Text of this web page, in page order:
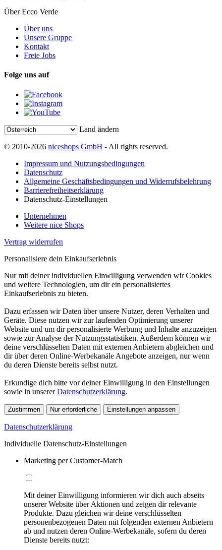
Über Ecco Verde
Über uns
Unsere Gruppe
Kontakt
Freie Jobs
Folge uns auf
Land ändern
© 2010-2026 niceshops GmbH - All rights reserved.
Impressum und Nutzungsbedingungen
Datenschutz
Allgemeine Geschäftsbedingungen und Widerrufsbelehrung
Barrierefreiheitserklärung
Datenschutz-Einstellungen
Unternehmen
Weitere nice Shops
Vertrag widerrufen
Personalisiere dein Einkaufserlebnis
Nur mit deiner individuellen Einwilligung verwenden wir Cookies
und weitere Technologien, um dir ein personalisiertes
Einkaufserlebnis zu bieten.
Dazu erfassen wir Daten über unsere Nutzer, deren Verhalten und
Geräte. Diese nutzen wir zur laufenden Optimierung unserer
Website und um dir personalisierte Werbung und Inhalte anzuzeigen
sowie zur Analyse der Nutzungsstatistiken. Außerdem können wir
deine verschlüsselten Daten mit externen Anbietern abgleichen und
dir über deren Online-Werbekanäle Angebote anzeigen, nur wenn
du deren Dienste bereits selbst nutzt.
Erkundige dich bitte vor deiner Einwilligung in den Einstellungen
sowie in unsererDatenschutzerklärung.
Zustimmen Nur erforderliche Einstellungen anpassen
Datenschutzerklärung
Individuelle Datenschutz-Einstellungen
Marketing per Customer-Match
Mit deiner Einwilligung informieren wir dich auch abseits
unserer Website über Aktionen und zeigen dir relevante
Produkte. Dazu gleichen wir deine verschlüsselten
personenbezogenen Daten mit folgenden externen Anbietern
ab und nutzen deren Online-Werbekanäle, sofern du deren
Dienste bereits nutzt: